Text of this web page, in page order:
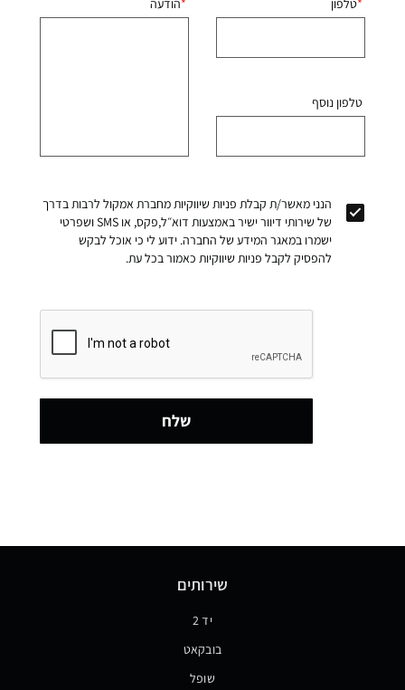
טלפון
טלפון נוסף
הודעה
הנני מאשר/ת קבלת פניות שיווקיות מחברת אמקול לרבות בדרך
של שירותי דיוור ישיר באמצעות דוא״ל,פקס, או SMS ושפרטי
ישמרו במאגר המידע של החברה. ידוע לי כי אוכל לבקש
להפסיק לקבל פניות שיווקיות כאמור בכל עת.
שלח
שירותים
יד 2
בובקאט
שופל